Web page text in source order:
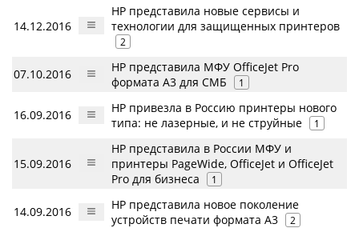
14.12.2016
НР представила новые сервисы и
технологии для защищенных принтеров
2
07.10.2016
HP представила МФУ OfficeJet Pro
формата А3 для СМБ
1
16.09.2016
HP привезла в Россию принтеры нового
типа: не лазерные, и не струйные
1
15.09.2016
HP представила в России МФУ и
принтеры PageWide, OfficeJet и OffiсeJet
Pro для бизнеса
1
14.09.2016
HP представила новое поколение
устройств печати формата A3
2